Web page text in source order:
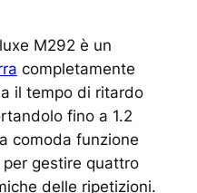
M292 è un
completamente
il tempo di ritardo
fino a 1.2
comoda funzione
gestire quattro
delle ripetizioni.